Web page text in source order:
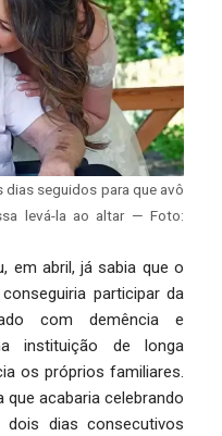
seguidos para que avô
levá-la ao altar — Foto:
em abril, já sabia que o
participar da
com demência e
instituição de longa
os próprios familiares.
que acabaria celebrando
dias consecutivos